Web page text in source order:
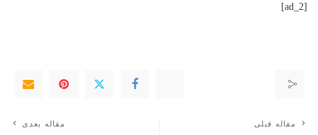
[ad_2]
مقاله قبلی مقاله بعدی